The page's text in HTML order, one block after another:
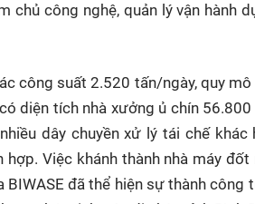
công nghệ, quản lý vận hành
công suất 2.520 tấn/ngày, quy
diện tích nhà xưởng ủ chín
dây chuyền xử lý tái chế khác
Việc khánh thành nhà máy
đã thể hiện sự thành công